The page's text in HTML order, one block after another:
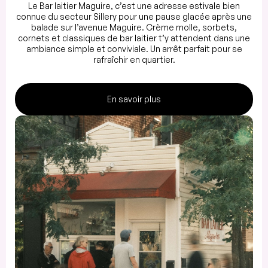
Le Bar laitier Maguire, c’est une adresse estivale bien
connue du secteur Sillery pour une pause glacée après une
balade sur l’avenue Maguire. Crème molle, sorbets,
cornets et classiques de bar laitier t’y attendent dans une
ambiance simple et conviviale. Un arrêt parfait pour se
rafraîchir en quartier.
En savoir plus